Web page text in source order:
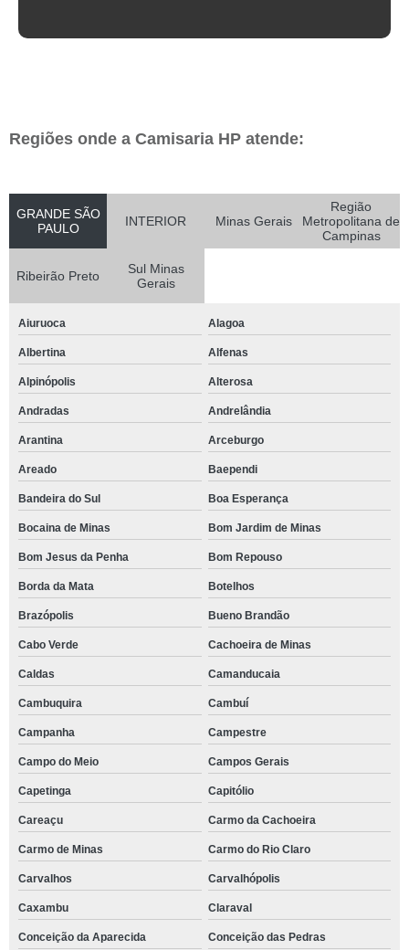
Regiões onde a Camisaria HP atende:
GRANDE SÃO
PAULO
INTERIOR Minas Gerais
Região
Metropolitana de
Campinas
Ribeirão Preto
Sul Minas
Gerais
Aiuruoca Alagoa
Albertina Alfenas
Alpinópolis Alterosa
Andradas Andrelândia
Arantina Arceburgo
Areado Baependi
Bandeira do Sul Boa Esperança
Bocaina de Minas Bom Jardim de Minas
Bom Jesus da Penha Bom Repouso
Borda da Mata Botelhos
Brazópolis Bueno Brandão
Cabo Verde Cachoeira de Minas
Caldas Camanducaia
Cambuquira Cambuí
Campanha Campestre
Campo do Meio Campos Gerais
Capetinga Capitólio
Careaçu Carmo da Cachoeira
Carmo de Minas Carmo do Rio Claro
Carvalhos Carvalhópolis
Caxambu Claraval
Conceição da Aparecida Conceição das Pedras